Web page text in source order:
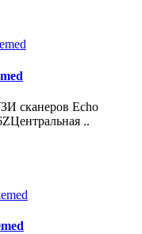
сканеров Echo
..